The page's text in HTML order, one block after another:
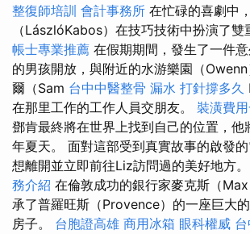
整復師培訓 會計事務所 在忙碌的喜劇中
（LászlóKabos）在技巧技術中扮演了雙
帳士專業推薦 在假期期間，發生了一件
的男孩開放，與附近的水游樂園（Owenn
爾（Sam 台中中醫整骨 漏水 打針撐多久
在那里工作的工作人員交朋友。 裝潢費
鄧肯最終將在世界上找到自己的位置，他
年夏天。 面對這部受到真實故事的啟發
想離開並立即前往Liz訪問過的美好地方。
務介紹 在倫敦成功的銀行家麥克斯（
承了普羅旺斯（Provence）的一座巨大
房子。 台胞證高雄 商用冰箱 眼科權威